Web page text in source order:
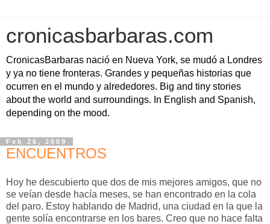
cronicasbarbaras.com
CronicasBarbaras nació en Nueva York, se mudó a Londres
y ya no tiene fronteras. Grandes y pequeñas historias que
ocurren en el mundo y alrededores. Big and tiny stories
about the world and surroundings. In English and Spanish,
depending on the mood.
Feb 26, 2009
ENCUENTROS
Hoy he descubierto que dos de mis mejores amigos, que no
se veían desde hacía meses, se han encontrado en la cola
del paro. Estoy hablando de Madrid, una ciudad en la que la
gente solía encontrarse en los bares. Creo que no hace falta